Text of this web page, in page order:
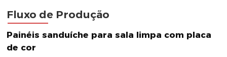
Fluxo de Produção
Painéis sanduíche para sala limpa com placa
de cor